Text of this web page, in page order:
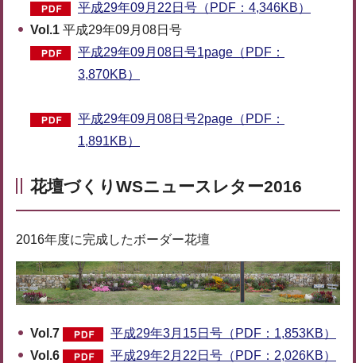
平成29年09月22日号（PDF：4,346KB）
Vol.1 平成29年09月08日号
平成29年09月08日号1page（PDF：
3,870KB）
平成29年09月08日号2page（PDF：
1,891KB）
花壇づくりWSニュースレター2016
2016年度に完成したボーダー花壇
Vol.7
平成29年3月15日号（PDF：1,853KB）
Vol.6
平成29年2月22日号（PDF：2,026KB）